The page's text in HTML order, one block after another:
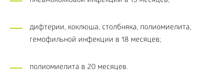
дифтерии, коклюша, столбняка, полиомиелита,
гемофильной инфекции в 18 месяцев;
полиомиелита в 20 месяцев.